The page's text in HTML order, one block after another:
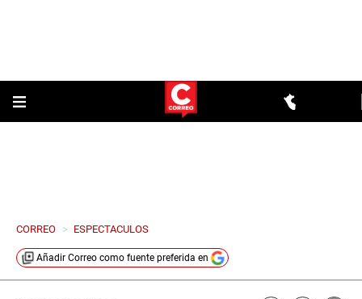
CORREO > ESPECTACULOS
Añadir Correo como fuente preferida en